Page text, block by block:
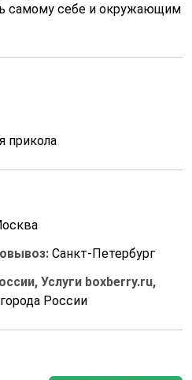
самому себе и окружающим
прикола
Санкт-Петербург
Услуги boxberry.ru,
России